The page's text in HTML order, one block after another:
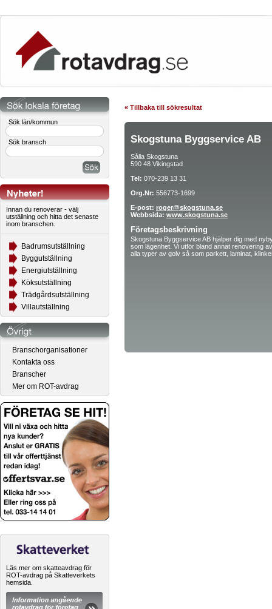
Sök län/kommun
Sök bransch
Innan du renoverar - välj
utställning och hitta det senaste
inom branschen.
Badrumsutställning
Byggutställning
Energiutställning
Köksutställning
Trädgårdsutställning
Villautställning
Branschorganisationer
Kontakta oss
Branscher
Mer om ROT-avdrag
Läs mer om skatteavdrag för
ROT-avdrag på Skatteverkets
hemsida.
« Tillbaka till sökresultat
Skogstuna Byggservice AB
Sålla Skogstuna
590 48 Vikingstad
Tel: 070-239 13 31
Org.Nr: 556773-1699
E-post: roger@skogstuna.se
Webbsida: www.skogstuna.se
Företagsbeskrivning
Skogstuna Byggservice AB hjälper dig med
som lägenhet. Vi utför bland annat renovering
alla typer av golv så som parkett, laminat,